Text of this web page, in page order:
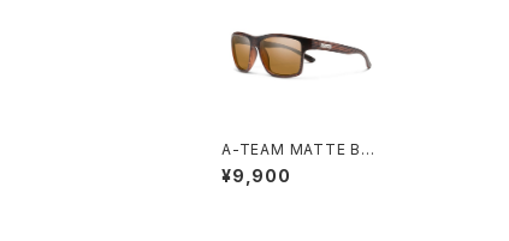
A-TEAM MATTE BU
RNISHED BROWN /
BROWN
¥9,900